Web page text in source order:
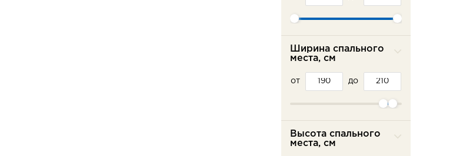
Ширина спального
места, см
от до
Высота спального
места, см